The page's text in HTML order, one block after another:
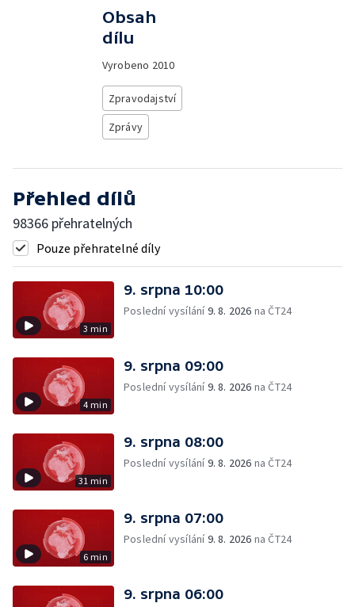
Obsah
dílu
Vyrobeno 2010
Zpravodajství
Zprávy
Přehled dílů
98366 přehratelných
Pouze přehratelné díly
3 min
9. srpna 10:00
Poslední vysílání9. 8. 2026 na ČT24
4 min
9. srpna 09:00
Poslední vysílání9. 8. 2026 na ČT24
31 min
9. srpna 08:00
Poslední vysílání9. 8. 2026 na ČT24
6 min
9. srpna 07:00
Poslední vysílání9. 8. 2026 na ČT24
9. srpna 06:00